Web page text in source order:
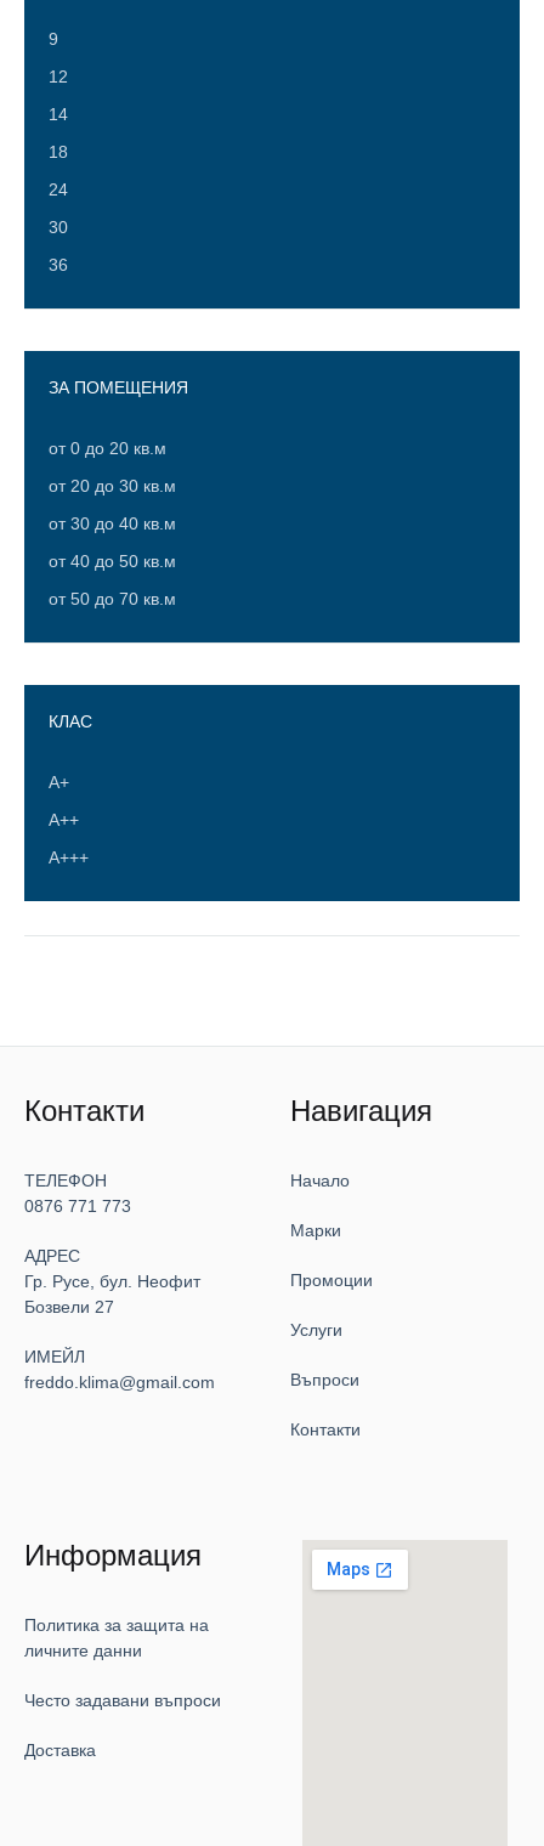
9
12
14
18
24
30
36
ЗА ПОМЕЩЕНИЯ
от 0 до 20 кв.м
от 20 до 30 кв.м
от 30 до 40 кв.м
от 40 до 50 кв.м
от 50 до 70 кв.м
КЛАС
А+
A++
A+++
Контакти
ТЕЛЕФОН
0876 771 773
АДРЕС
Гр. Русе, бул. Неофит
Бозвели 27
ИМЕЙЛ
freddo.klima@gmail.com
Навигация
Начало
Марки
Промоции
Услуги
Въпроси
Контакти
Информация
Политика за защита на
личните данни
Често задавани въпроси
Доставка